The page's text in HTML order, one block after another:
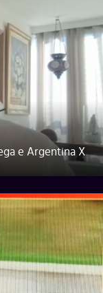
e Argentina X